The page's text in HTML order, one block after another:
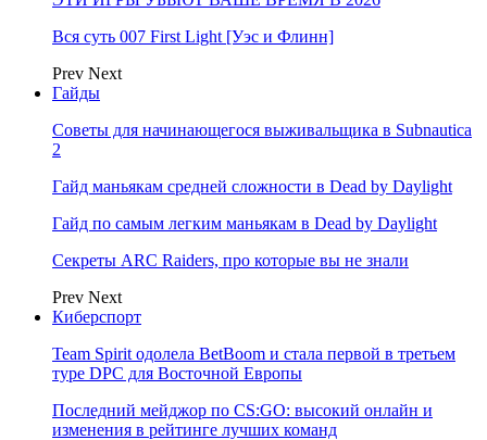
Вся суть 007 First Light [Уэс и Флинн]
Prev Next
Гайды
Советы для начинающегося выживальщика в Subnautica
2
Гайд маньякам средней сложности в Dead by Daylight
Гайд по самым легким маньякам в Dead by Daylight
Секреты ARC Raiders, про которые вы не знали
Prev Next
Киберспорт
Team Spirit одолела BetBoom и стала первой в третьем
туре DPC для Восточной Европы
Последний мейджор по CS:GO: высокий онлайн и
изменения в рейтинге лучших команд